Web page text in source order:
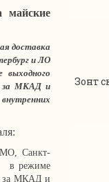
майские
доставка
и ЛО
выходного
за МКАД и
МО, Санкт-
в режиме
за МКАД и
Зонт